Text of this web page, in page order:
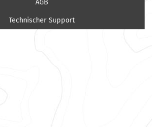
AGB
Technischer Support